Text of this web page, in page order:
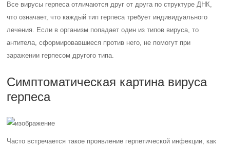
Все вирусы герпеса отличаются друг от друга по структуре ДНК,
что означает, что каждый тип герпеса требует индивидуального
лечения. Если в организм попадает один из типов вируса, то
антитела, сформировавшиеся против него, не помогут при
заражении герпесом другого типа.
Симптоматическая картина вируса
герпеса
Часто встречается такое проявление герпетической инфекции, как